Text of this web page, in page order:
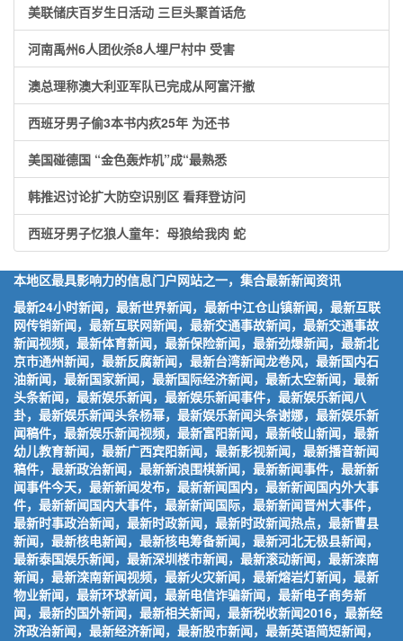
美联储庆百岁生日活动 三巨头聚首话危
河南禹州6人团伙杀8人埋尸村中 受害
澳总理称澳大利亚军队已完成从阿富汗撤
西班牙男子偷3本书内疚25年 为还书
美国碰德国 “金色轰炸机”成“最熟悉
韩推迟讨论扩大防空识别区 看拜登访问
西班牙男子忆狼人童年：母狼给我肉 蛇
本地区最具影响力的信息门户网站之一，集合最新新闻资讯
最新24小时新闻，最新世界新闻，最新中江仓山镇新闻，最新互联
网传销新闻，最新互联网新闻，最新交通事故新闻，最新交通事故
新闻视频，最新体育新闻，最新保险新闻，最新劲爆新闻，最新北
京市通州新闻，最新反腐新闻，最新台湾新闻龙卷风，最新国内石
油新闻，最新国家新闻，最新国际经济新闻，最新太空新闻，最新
头条新闻，最新娱乐新闻，最新娱乐新闻事件，最新娱乐新闻八
卦，最新娱乐新闻头条杨幂，最新娱乐新闻头条谢娜，最新娱乐新
闻稿件，最新娱乐新闻视频，最新富阳新闻，最新岐山新闻，最新
幼儿教育新闻，最新广西宾阳新闻，最新影视新闻，最新播音新闻
稿件，最新政治新闻，最新新浪围棋新闻，最新新闻事件，最新新
闻事件今天，最新新闻发布，最新新闻国内，最新新闻国内外大事
件，最新新闻国内大事件，最新新闻国际，最新新闻晋州大事件，
最新时事政治新闻，最新时政新闻，最新时政新闻热点，最新曹县
新闻，最新核电新闻，最新核电筹备新闻，最新河北无极县新闻，
最新泰国娱乐新闻，最新深圳楼市新闻，最新滚动新闻，最新滦南
新闻，最新滦南新闻视频，最新火灾新闻，最新熔岩灯新闻，最新
物业新闻，最新环球新闻，最新电信诈骗新闻，最新电子商务新
闻，最新的国外新闻，最新相关新闻，最新税收新闻2016，最新经
济政治新闻，最新经济新闻，最新股市新闻，最新英语简短新闻，